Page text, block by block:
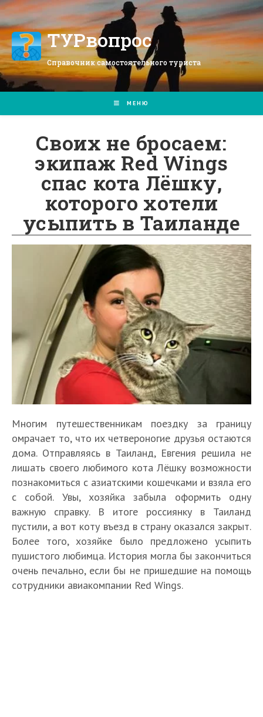
Перейти
к
содержимомуТУРвопрос
Справочник самостоятельного туриста
МЕНЮ
Своих не бросаем:
экипаж Red Wings
спас кота Лёшку,
которого хотели
усыпить в Таиланде
Многим путешественникам поездку за границу
омрачает то, что их четвероногие друзья остаются
дома. Отправляясь в Таиланд, Евгения решила не
лишать своего любимого кота Лёшку возможности
познакомиться с азиатскими кошечками и взяла его
с собой. Увы, хозяйка забыла оформить одну
важную справку. В итоге россиянку в Таиланд
пустили, а вот коту въезд в страну оказался закрыт.
Более того, хозяйке было предложено усыпить
пушистого любимца. История могла бы закончиться
очень печально, если бы не пришедшие на помощь
сотрудники авиакомпании Red Wings.